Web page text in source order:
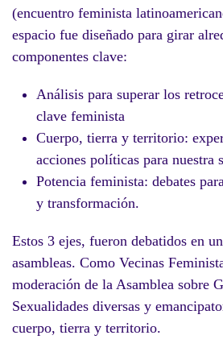
(encuentro feminista
espacio fue diseñado para girar
componentes clave:
Análisis para superar los
clave feminista
Cuerpo, tierra y territorio:
acciones políticas para nuestra
Potencia feminista: debates
y transformación.
Estos 3 ejes, fueron debatidos en
asambleas. Como Vecinas
moderación de la Asamblea sobre
Sexualidades diversas y
cuerpo, tierra y territorio.